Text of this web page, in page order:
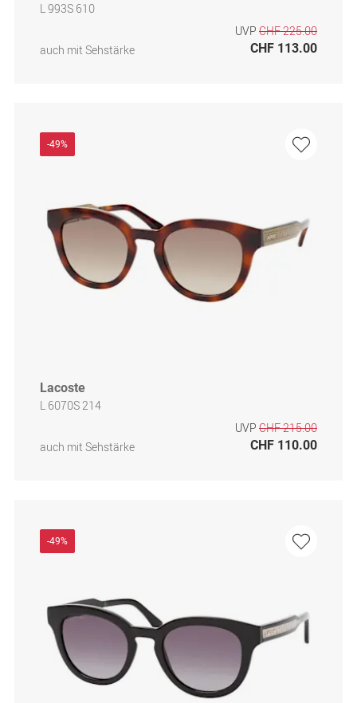
L 993S 610
auch mit Sehstärke
UVP CHF 225.00
CHF 113.00
-49%
Lacoste
L 6070S 214
auch mit Sehstärke
UVP CHF 215.00
CHF 110.00
-49%